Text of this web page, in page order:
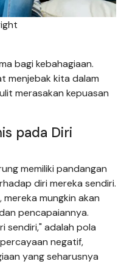
bagi kebahagiaan.
menjebak kita dalam
merasakan kepuasan
pada Diri
memiliki pandangan
diri mereka sendiri.
mereka mungkin akan
pencapaiannya.
sendiri," adalah pola
negatif,
yang seharusnya